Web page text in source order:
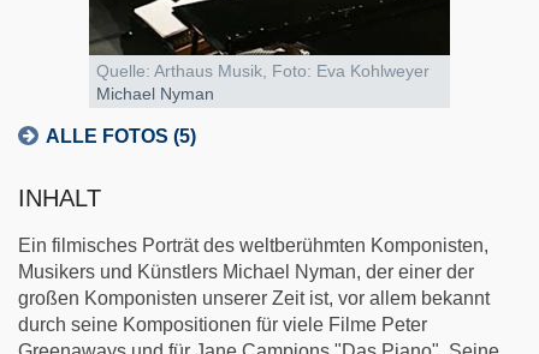
Quelle: Arthaus Musik, Foto: Eva Kohlweyer
Michael Nyman
ALLE FOTOS (5)
INHALT
Ein filmisches Porträt des weltberühmten Komponisten,
Musikers und Künstlers Michael Nyman, der einer der
großen Komponisten unserer Zeit ist, vor allem bekannt
durch seine Kompositionen für viele Filme Peter